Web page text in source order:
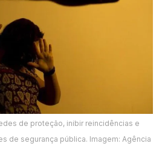
de proteção, inibir reincidências e
de segurança pública. Imagem: Agência